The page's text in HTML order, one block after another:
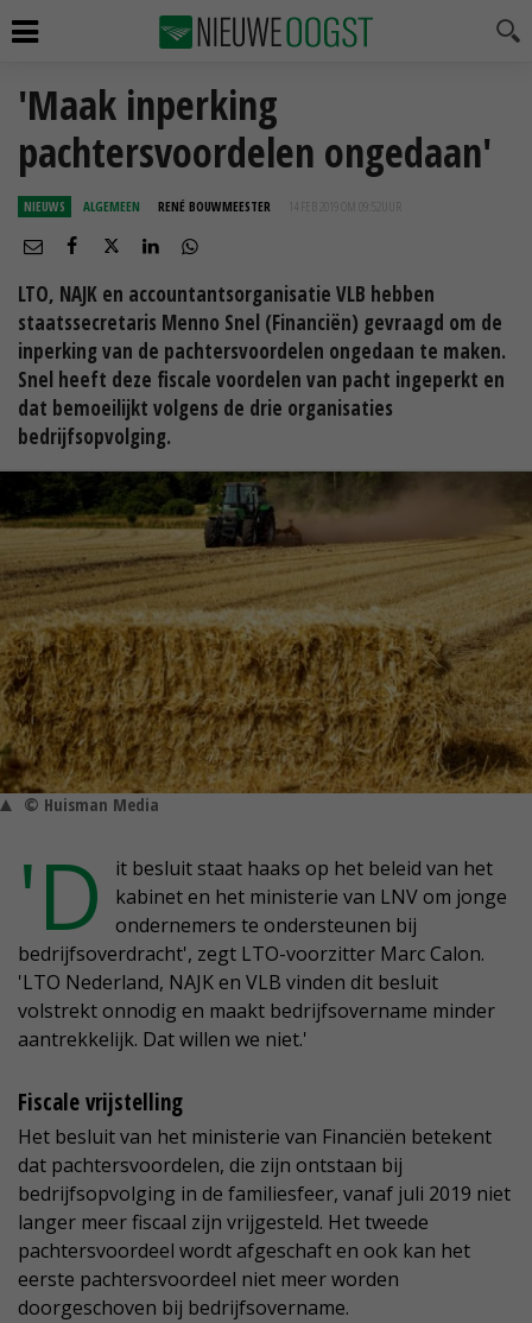
'Maak inperking
pachtersvoordelen ongedaan'
NIEUWS ALGEMEEN RENÉ BOUWMEESTER 14 FEB 2019 OM 09:52
LTO, NAJK en accountantsorganisatie VLB hebben
staatssecretaris Menno Snel (Financiën) gevraagd om de
inperking van de pachtersvoordelen ongedaan te maken.
Snel heeft deze fiscale voordelen van pacht ingeperkt en
dat bemoeilijkt volgens de drie organisaties
bedrijfsopvolging.
© Huisman Media
'D
it besluit staat haaks op het beleid van het
kabinet en het ministerie van LNV om jonge
ondernemers te ondersteunen bij
bedrijfsoverdracht', zegt LTO-voorzitter Marc Calon.
'LTO Nederland, NAJK en VLB vinden dit besluit
volstrekt onnodig en maakt bedrijfsovername minder
aantrekkelijk. Dat willen we niet.'
Fiscale vrijstelling
Het besluit van het ministerie van Financiën betekent
dat pachtersvoordelen, die zijn ontstaan bij
bedrijfsopvolging in de familiesfeer, vanaf juli 2019 niet
langer meer fiscaal zijn vrijgesteld. Het tweede
pachtersvoordeel wordt afgeschaft en ook kan het
eerste pachtersvoordeel niet meer worden
doorgeschoven bij bedrijfsovername.